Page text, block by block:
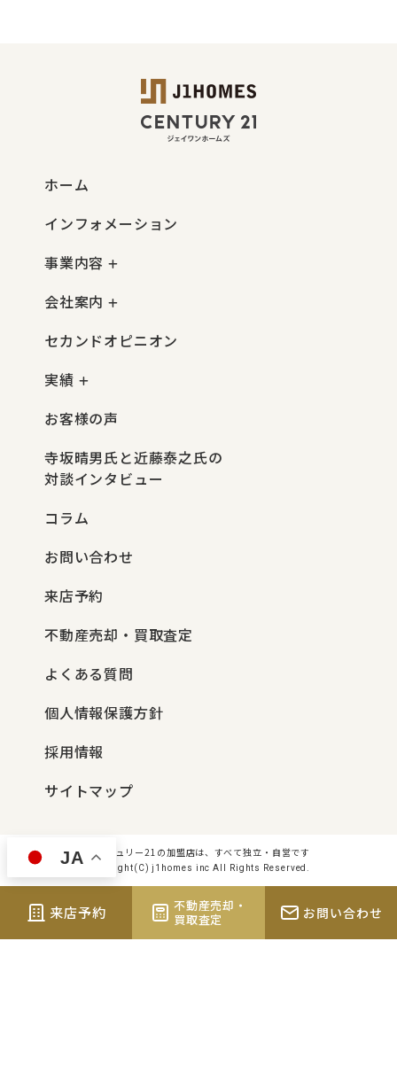
ホーム
インフォメーション
事業内容
会社案内
セカンドオピニオン
実績
お客様の声
寺坂晴男氏と近藤泰之氏の
対談インタビュー
コラム
お問い合わせ
来店予約
不動産売却・買取査定
よくある質問
個人情報保護方針
採用情報
サイトマップ
センチュリー21の加盟店は、すべて独立・自営です
Copyright(C) j1homes inc All Rights Reserved.
来店予約
不動産売却・
買取査定
お問い合わせ
JA